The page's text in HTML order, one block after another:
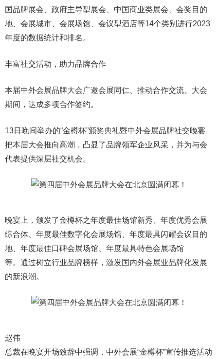
国品牌展会、政府主导型展会、中国商业类展会、会奖目的
地、会展城市、会展场馆、会议型酒店等14个类别进行2023
年度的数据统计和排名。
丰富社交活动，助力品牌合作
本届中外会展品牌大会广邀会展同仁、推动合作交流。大会
期间，达成多项合作签约。
13日晚间举办的“金樽杯”颁奖典礼暨中外会展品牌社交晚宴
把本届大会推向高潮，凸显了品牌领军企业风采，并为与会
代表提供深层社交机会。
晚宴上，颁发了金樽杯之年度最佳场馆新秀、年度优秀会展
综合体、年度最佳数字化会展场馆、年度最具闪耀会议目的
地、年度最佳口碑会展场馆、年度最具特色会展场馆
等。通过树立行业品牌榜样，激发国内外会展业品牌化发展
的新浪潮。
赵伟
总裁在晚宴开场致辞中强调，中外会展“金樽杯”宣传推选活动